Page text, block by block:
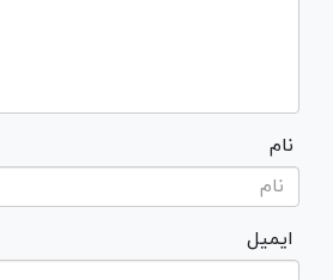
نام
ایمیل